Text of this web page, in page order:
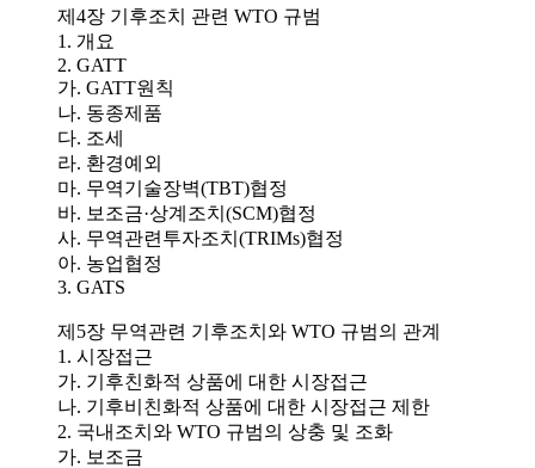
제4장 기후조치 관련 WTO 규범
1. 개요
2. GATT
가. GATT원칙
나. 동종제품
다. 조세
라. 환경예외
마. 무역기술장벽(TBT)협정
바. 보조금·상계조치(SCM)협정
사. 무역관련투자조치(TRIMs)협정
아. 농업협정
3. GATS
제5장 무역관련 기후조치와 WTO 규범의 관계
1. 시장접근
가. 기후친화적 상품에 대한 시장접근
나. 기후비친화적 상품에 대한 시장접근 제한
2. 국내조치와 WTO 규범의 상충 및 조화
가. 보조금